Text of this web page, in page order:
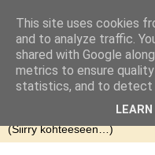
This site uses cookies
and to analyze traffic.
shared with Google
metrics to ensure
statistics, and to detect